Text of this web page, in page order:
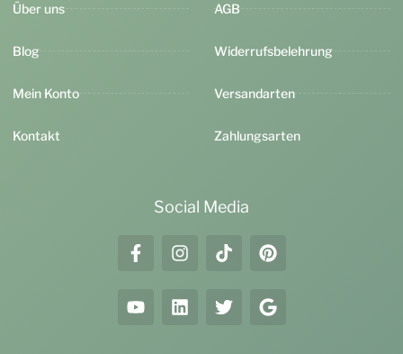
Über uns
Blog
Mein Konto
Kontakt
AGB
Widerrufsbelehrung
Versandarten
Zahlungsarten
Social Media